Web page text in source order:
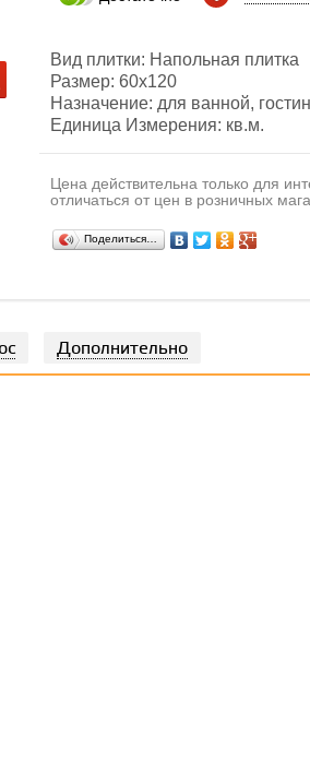
Вид плитки: Напольная плитка
Размер: 60х120
Назначение: для ванной,
Единица Измерения: кв.м.
Цена действительна только для
отличаться от цен в розничных
Поделиться…
Дополнительно